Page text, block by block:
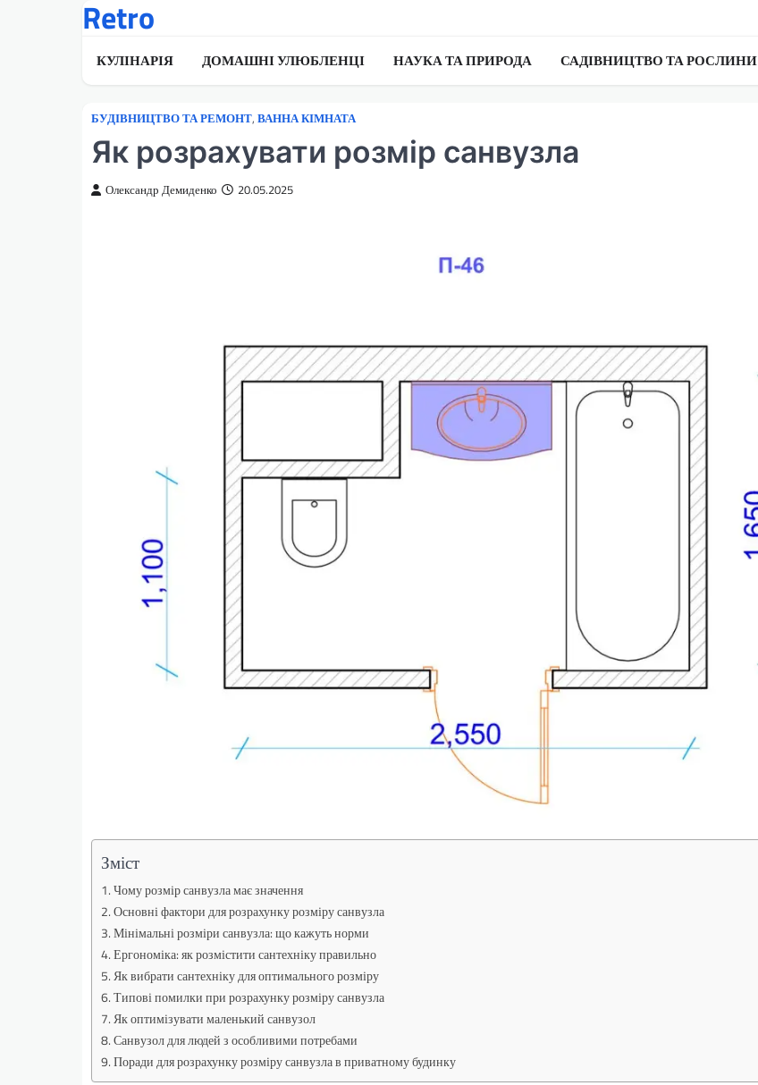
Retro
КУЛІНАРІЯ ДОМАШНІ УЛЮБЛЕНЦІ НАУКА ТА ПРИРОДА САДІВНИЦТВО ТА РОСЛИНИ
БУДІВНИЦТВО ТА РЕМОНТ, ВАННА КІМНАТА
Як розрахувати розмір санвузла
Олександр Демиденко 20.05.2025
Зміст
Чому розмір санвузла має значення
Основні фактори для розрахунку розміру санвузла
Мінімальні розміри санвузла: що кажуть норми
Ергономіка: як розмістити сантехніку правильно
Як вибрати сантехніку для оптимального розміру
Типові помилки при розрахунку розміру санвузла
Як оптимізувати маленький санвузол
Санвузол для людей з особливими потребами
Поради для розрахунку розміру санвузла в приватному будинку